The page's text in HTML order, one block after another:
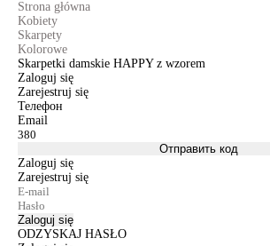
Strona główna
Kobiety
Skarpety
Kolorowe
Skarpetki damskie HAPPY z wzorem
Zaloguj się
Zarejestruj się
Телефон
Email
Отправить код
Zaloguj się
Zarejestruj się
Zaloguj się
ODZYSKAJ HASŁO